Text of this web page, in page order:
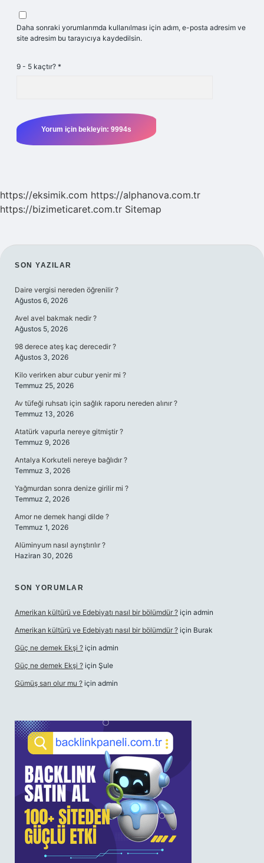
Daha sonraki yorumlarımda kullanılması için adım, e-posta adresim ve
site adresim bu tarayıcıya kaydedilsin.
9 - 5 kaçtır? *
https://eksimik.com https://alphanova.com.tr
https://bizimeticaret.com.tr Sitemap
SIDEBAR
SON YAZILAR
Daire vergisi nereden öğrenilir ?
Ağustos 6, 2026
Avel avel bakmak nedir ?
Ağustos 5, 2026
98 derece ateş kaç derecedir ?
Ağustos 3, 2026
Kilo verirken abur cubur yenir mi ?
Temmuz 25, 2026
Av tüfeği ruhsatı için sağlık raporu nereden alınır ?
Temmuz 13, 2026
Atatürk vapurla nereye gitmiştir ?
Temmuz 9, 2026
Antalya Korkuteli nereye bağlıdır ?
Temmuz 3, 2026
Yağmurdan sonra denize girilir mi ?
Temmuz 2, 2026
Amor ne demek hangi dilde ?
Temmuz 1, 2026
Alüminyum nasıl ayrıştırılır ?
Haziran 30, 2026
SON YORUMLAR
Amerikan kültürü ve Edebiyatı nasıl bir bölümdür ? için admin
Amerikan kültürü ve Edebiyatı nasıl bir bölümdür ? için Burak
Güç ne demek Ekşi ? için admin
Güç ne demek Ekşi ? için Şule
Gümüş sarı olur mu ? için admin